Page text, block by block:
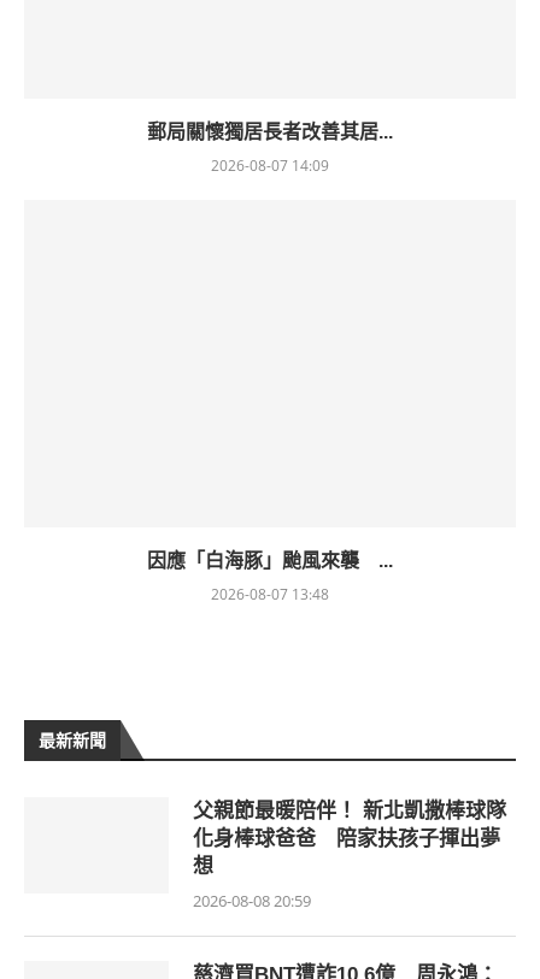
郵局關懷獨居長者改善其居...
2026-08-07 14:09
因應「白海豚」颱風來襲 ...
2026-08-07 13:48
最新新聞
父親節最暖陪伴！ 新北凱撒棒球隊
化身棒球爸爸 陪家扶孩子揮出夢
想
2026-08-08 20:59